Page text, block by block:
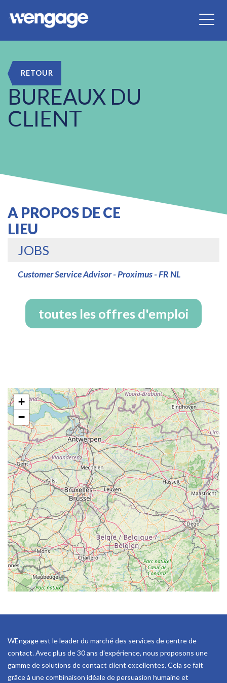
RETOUR
BUREAUX DU
CLIENT
A PROPOS DE CE
LIEU
JOBS
Customer Service Advisor - Proximus - FR NL
toutes les offres d'emploi
+
−
WEngage est le leader du marché des services de centre de
contact. Avec plus de 30 ans d'expérience, nous proposons une
gamme de solutions de contact client excellentes. Cela se fait
grâce à une combinaison idéale de persuasion humaine et